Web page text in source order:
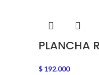
PLANCHA
$ 192.000